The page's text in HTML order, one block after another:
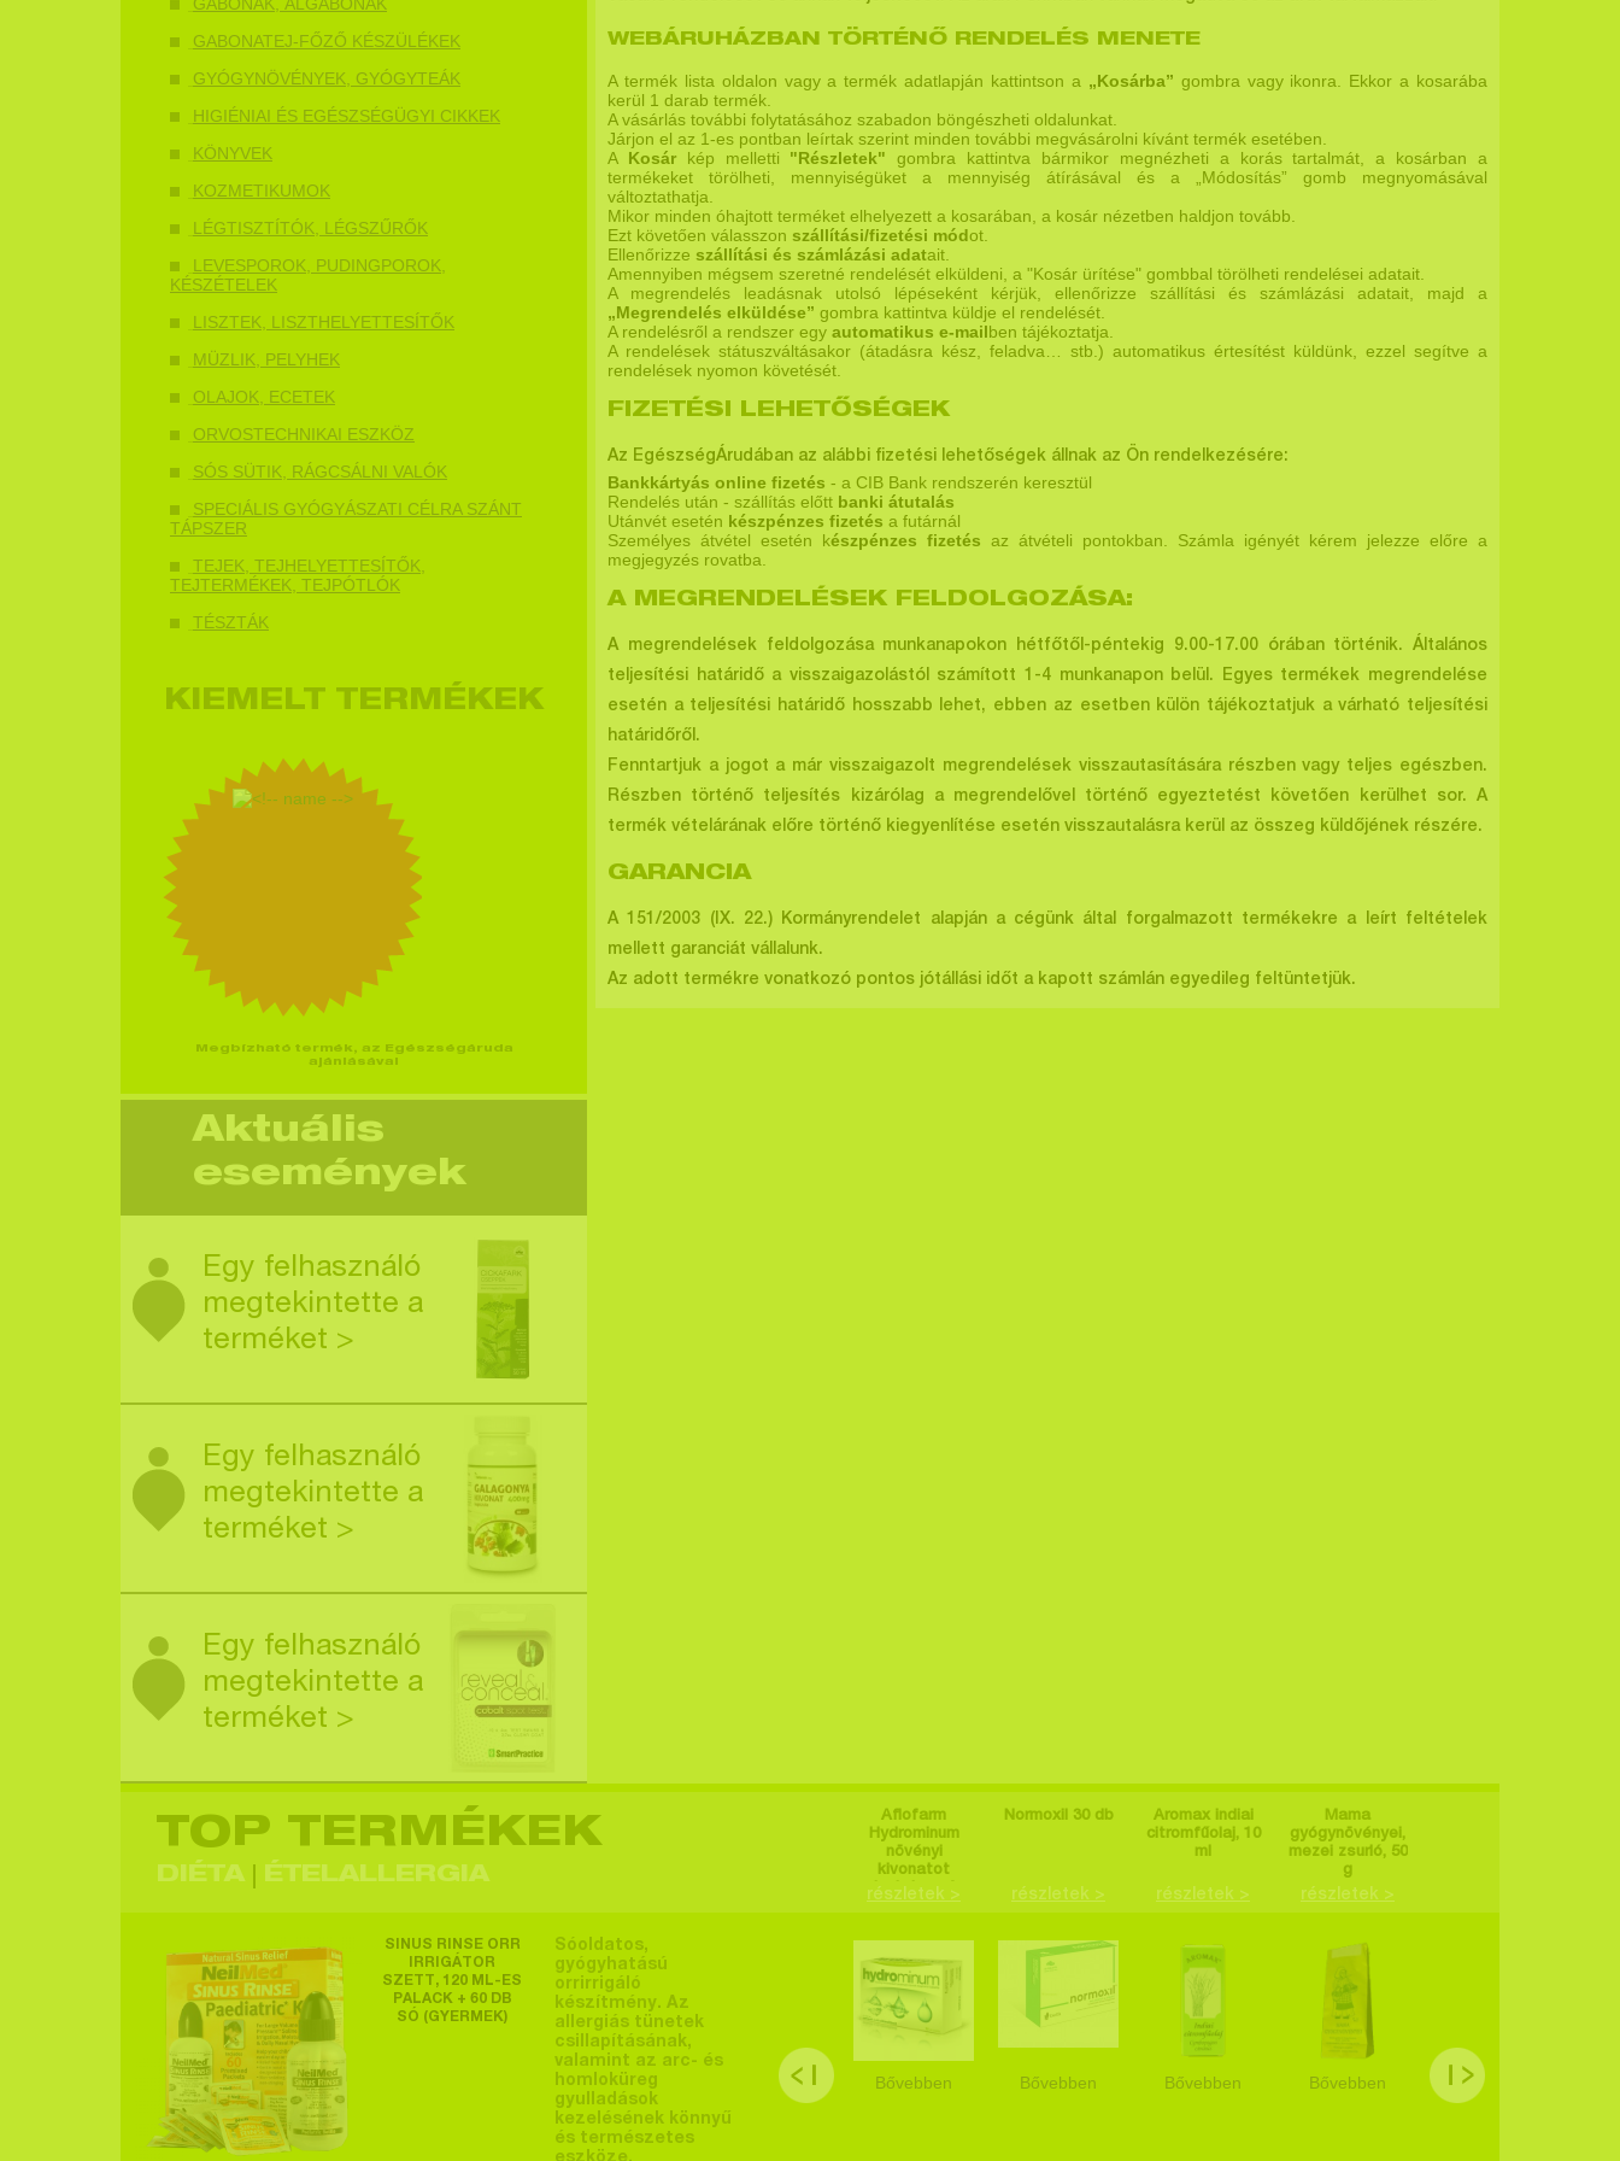
GABONATEJ-FŐZŐ KÉSZÜLÉKEK
GYÓGYNÖVÉNYEK, GYÓGYTEÁK
HIGIÉNIAI ÉS EGÉSZSÉGÜGYI CIKKEK
KÖNYVEK
KOZMETIKUMOK
LÉGTISZTÍTÓK, LÉGSZŰRŐK
LEVESPOROK, PUDINGPOROK,
KÉSZÉTELEK
LISZTEK, LISZTHELYETTESÍTŐK
MÜZLIK, PELYHEK
OLAJOK, ECETEK
ORVOSTECHNIKAI ESZKÖZ
SÓS SÜTIK, RÁGCSÁLNI VALÓK
SPECIÁLIS GYÓGYÁSZATI CÉLRA SZÁNT
TÁPSZER
TEJEK, TEJHELYETTESÍTŐK,
TEJTERMÉKEK, TEJPÓTLÓK
TÉSZTÁK
KIEMELT TERMÉKEK
Megbízható termék, az Egészségáruda
ajánlásával
Aktuális
események
Egy felhasználó
megtekintette a
terméket >
Egy felhasználó
megtekintette a
terméket >
Egy felhasználó
megtekintette a
terméket >
Egy felhasználó
megtekintette a
terméket >
Egy felhasználó
megtekintette a
terméket >
WEBÁRUHÁZBAN TÖRTÉNŐ RENDELÉS MENETE
A termék lista oldalon vagy a termék adatlapján kattintson a „Kosárba” gombra vagy ikonra. Ekkor a kosarába
kerül 1 darab termék.
A vásárlás további folytatásához szabadon böngészheti oldalunkat.
Járjon el az 1-es pontban leírtak szerint minden további megvásárolni kívánt termék esetében.
A Kosár kép melletti "Részletek" gombra kattintva bármikor megnézheti a korás tartalmát, a kosárban a
termékeket törölheti, mennyiségüket a mennyiség átírásával és a „Módosítás” gomb megnyomásával
változtathatja.
Mikor minden óhajtott terméket elhelyezett a kosarában, a kosár nézetben haldjon tovább.
Ezt követően válasszon szállítási/fizetési módot.
Ellenőrizze szállítási és számlázási adatait.
Amennyiben mégsem szeretné rendelését elküldeni, a "Kosár ürítése" gombbal törölheti rendelései adatait.
A megrendelés leadásnak utolsó lépéseként kérjük, ellenőrizze szállítási és számlázási adatait, majd a
„Megrendelés elküldése” gombra kattintva küldje el rendelését.
A rendelésről a rendszer egy automatikus e-mailben tájékoztatja.
A rendelések státuszváltásakor (átadásra kész, feladva… stb.) automatikus értesítést küldünk, ezzel segítve a
rendelések nyomon követését.
FIZETÉSI LEHETŐSÉGEK
Az EgészségÁrudában az alábbi fizetési lehetőségek állnak az Ön rendelkezésére:
Bankkártyás online fizetés - a CIB Bank rendszerén keresztül
Rendelés után - szállítás előtt banki átutalás
Utánvét esetén készpénzes fizetés a futárnál
Személyes átvétel esetén készpénzes fizetés az átvételi pontokban. Számla igényét kérem jelezze előre a
megjegyzés rovatba.
A MEGRENDELÉSEK FELDOLGOZÁSA:
A megrendelések feldolgozása munkanapokon hétfőtől-péntekig 9.00-17.00 órában történik. Általános
teljesítési határidő a visszaigazolástól számított 1-4 munkanapon belül. Egyes termékek megrendelése
esetén a teljesítési határidő hosszabb lehet, ebben az esetben külön tájékoztatjuk a várható teljesítési
határidőről.
Fenntartjuk a jogot a már visszaigazolt megrendelések visszautasítására részben vagy teljes egészben.
Részben történő teljesítés kizárólag a megrendelővel történő egyeztetést követően kerülhet sor. A
termék vételárának előre történő kiegyenlítése esetén visszautalásra kerül az összeg küldőjének részére.
GARANCIA
A 151/2003 (IX. 22.) Kormányrendelet alapján a cégünk által forgalmazott termékekre a leírt feltételek
mellett garanciát vállalunk.
Az adott termékre vonatkozó pontos jótállási időt a kapott számlán egyedileg feltüntetjük.
TOP TERMÉKEK
DIÉTA ÉTELALLERGIA
SINUS RINSE ORR
IRRIGÁTOR
SZETT, 120 ML-ES
PALACK + 60 DB
SÓ (GYERMEK)
Sóoldatos,
gyógyhatású
orrirrigáló
készítmény. Az
allergiás tünetek
csillapításának,
valamint az arc- és
homloküreg
gyulladások
kezelésének könnyű
és természetes
Aflofarm
Hydrominum
növényi
kivonatot
tartalmazó
étrend-
tabletta 30 db
részletek >
Bővebben
Normoxil 30 db
részletek >
Bővebben
Aromax indiai
citromfűolaj, 10
ml
részletek >
Bővebben
Mama
gyógynövényei,
mezei zsurló, 50
g
részletek >
Bővebben Bővebben